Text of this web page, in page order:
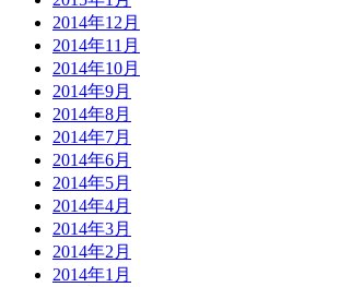
2014年12月
2014年11月
2014年10月
2014年9月
2014年8月
2014年7月
2014年6月
2014年5月
2014年4月
2014年3月
2014年2月
2014年1月